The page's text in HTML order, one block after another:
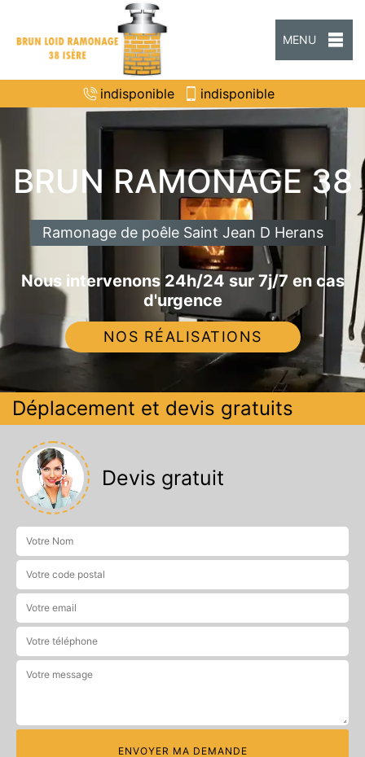
MENU
indisponible indisponible
BRUN RAMONAGE 38
Ramonage de poêle Saint Jean D Herans
Nous intervenons 24h/24 sur 7j/7 en cas
d'urgence
NOS RÉALISATIONS
Déplacement et devis gratuits
Devis gratuit